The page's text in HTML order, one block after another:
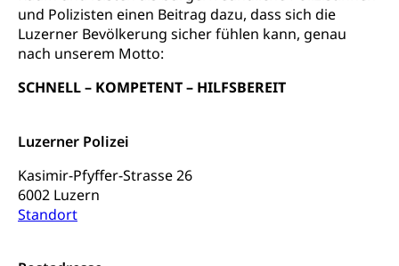
und Polizisten einen Beitrag dazu, dass sich die
Luzerner Bevölkerung sicher fühlen kann, genau
nach unserem Motto:
SCHNELL – KOMPETENT – HILFSBEREIT
Luzerner Polizei
Kasimir-Pfyffer-Strasse 26
6002 Luzern
Standort
internationale Erschöpfung, Preisabsprache, Kartell,
Cassis-deDijon-Prinzip
Verbraucherschutz
Unfallversicherung, Berufsunfallversicherung,
Krankenkasse
Krankenversicherung (WAS Luzern)
Prämienverbilligung (WAS Luzern)
Lebensmittelsicherheit
sichere Lebensmittel, Lebensmittelkontrolle,
Lebensmittelhygiene, Produktesicherheit